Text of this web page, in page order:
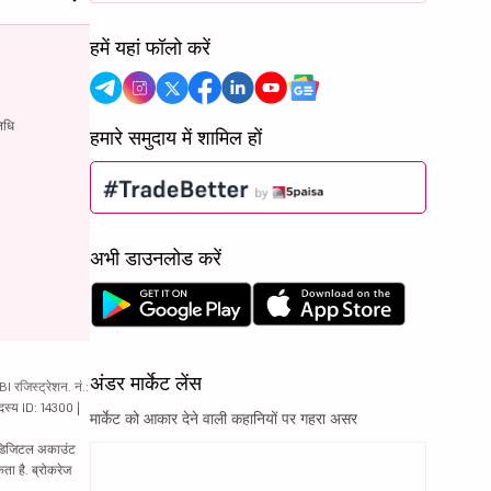
रजिस्ट्रेशन. नं.:
ID: 14300 |
अकाउंट
है. ब्रोकरेज
हमें यहां फॉलो करें
हमारे समुदाय में शामिल हों
अभी डाउनलोड करें
अंडर मार्केट लेंस
मार्केट को आकार देने वाली कहानियों पर गहरा असर